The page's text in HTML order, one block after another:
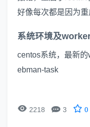
好像每次都是因为
系统环境及
centos系统，最新
ebman-task
 2218  3 0